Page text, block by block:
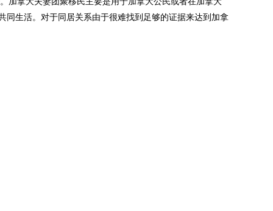
同生活。对于同居关系由于很难找到足够的证据来达到加拿